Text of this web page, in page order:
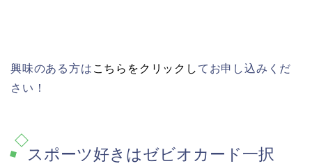
興味のある方は こちらをクリックし てお申し込みくだ
さい！
スポーツ好きはゼビオカード一択